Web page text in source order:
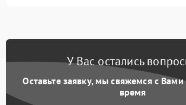
цветов дисплея
коркое время
1000 ₽
У Вас остались
Оставьте заявку, мы свяжемся с
время